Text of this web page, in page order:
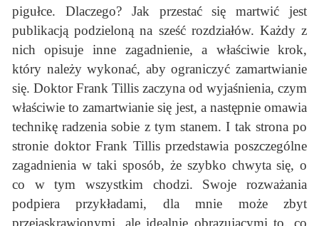
pigułce. Dlaczego? Jak przestać się martwić jest
publikacją podzieloną na sześć rozdziałów. Każdy z
nich opisuje inne zagadnienie, a właściwie krok,
który należy wykonać, aby ograniczyć zamartwianie
się. Doktor Frank Tillis zaczyna od wyjaśnienia, czym
właściwie to zamartwianie się jest, a następnie omawia
technikę radzenia sobie z tym stanem. I tak strona po
stronie doktor Frank Tillis przedstawia poszczególne
zagadnienia w taki sposób, że szybko chwyta się, o
co w tym wszystkim chodzi. Swoje rozważania
podpiera przykładami, dla mnie może zbyt
przejaskrawionymi, ale idealnie obrazującymi to, co